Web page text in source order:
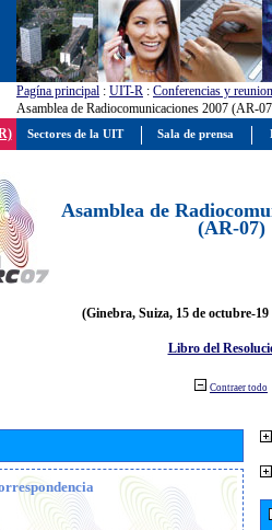
Pagína principal : UIT-R : Conferencias y
Asamblea de Radiocomunicaciones 2007 (AR-
Asamblea de
(AR-07)
(Ginebra, Suiza, 15 de octubre-19
Libro del
Contraer todo
Sectores de la UIT Sala de prensa